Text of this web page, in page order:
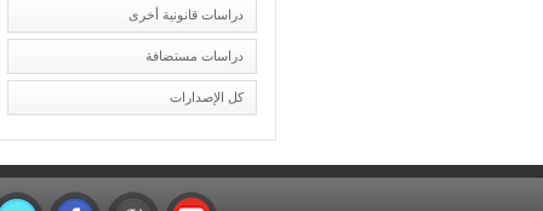
دراسات قانونية أخرى
دراسات مستضافة
كل الإصدارات